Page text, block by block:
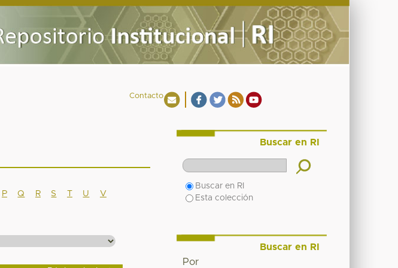
Contacto
P Q R S T U
V
Buscar en RI
Buscar en RI
Esta colección
Buscar en RI
Por